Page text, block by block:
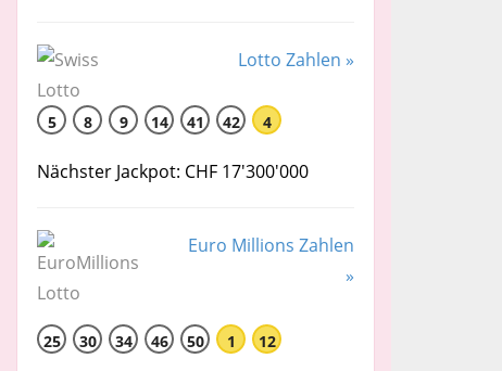
Lotto Zahlen »
5 8 9 14 41 42 4
Nächster Jackpot: CHF 17'300'000
Euro Millions Zahlen
»
25 30 34 46 50 1 12